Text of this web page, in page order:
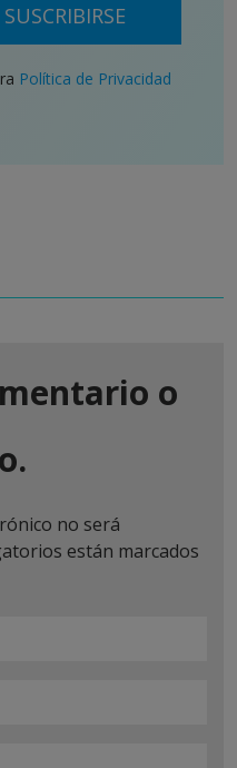
SUSCRIBIRSE
Política de Privacidad
o
no será
están marcados